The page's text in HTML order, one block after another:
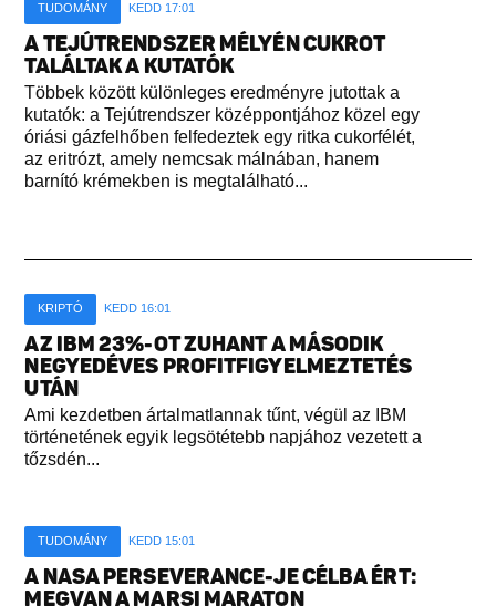
TUDOMÁNY KEDD 17:01
A TEJÚTRENDSZER MÉLYÉN CUKROT
TALÁLTAK A KUTATÓK
Többek között különleges eredményre jutottak a
kutatók: a Tejútrendszer középpontjához közel egy
óriási gázfelhőben felfedeztek egy ritka cukorfélét,
az eritrózt, amely nemcsak málnában, hanem
barnító krémekben is megtalálható...
KRIPTÓ KEDD 16:01
AZ IBM 23%-OT ZUHANT A MÁSODIK
NEGYEDÉVES PROFITFIGYELMEZTETÉS
UTÁN
Ami kezdetben ártalmatlannak tűnt, végül az IBM
történetének egyik legsötétebb napjához vezetett a
tőzsdén...
TUDOMÁNY KEDD 15:01
A NASA PERSEVERANCE-JE CÉLBA ÉRT:
MEGVAN A MARSI MARATON